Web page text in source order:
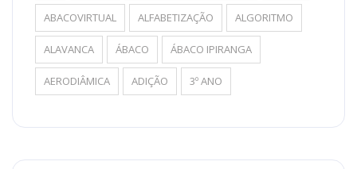
ABACOVIRTUAL ALFABETIZAÇÃO ALGORITMO
ALAVANCA ÁBACO ÁBACO IPIRANGA
AERODIÂMICA ADIÇÃO 3º ANO